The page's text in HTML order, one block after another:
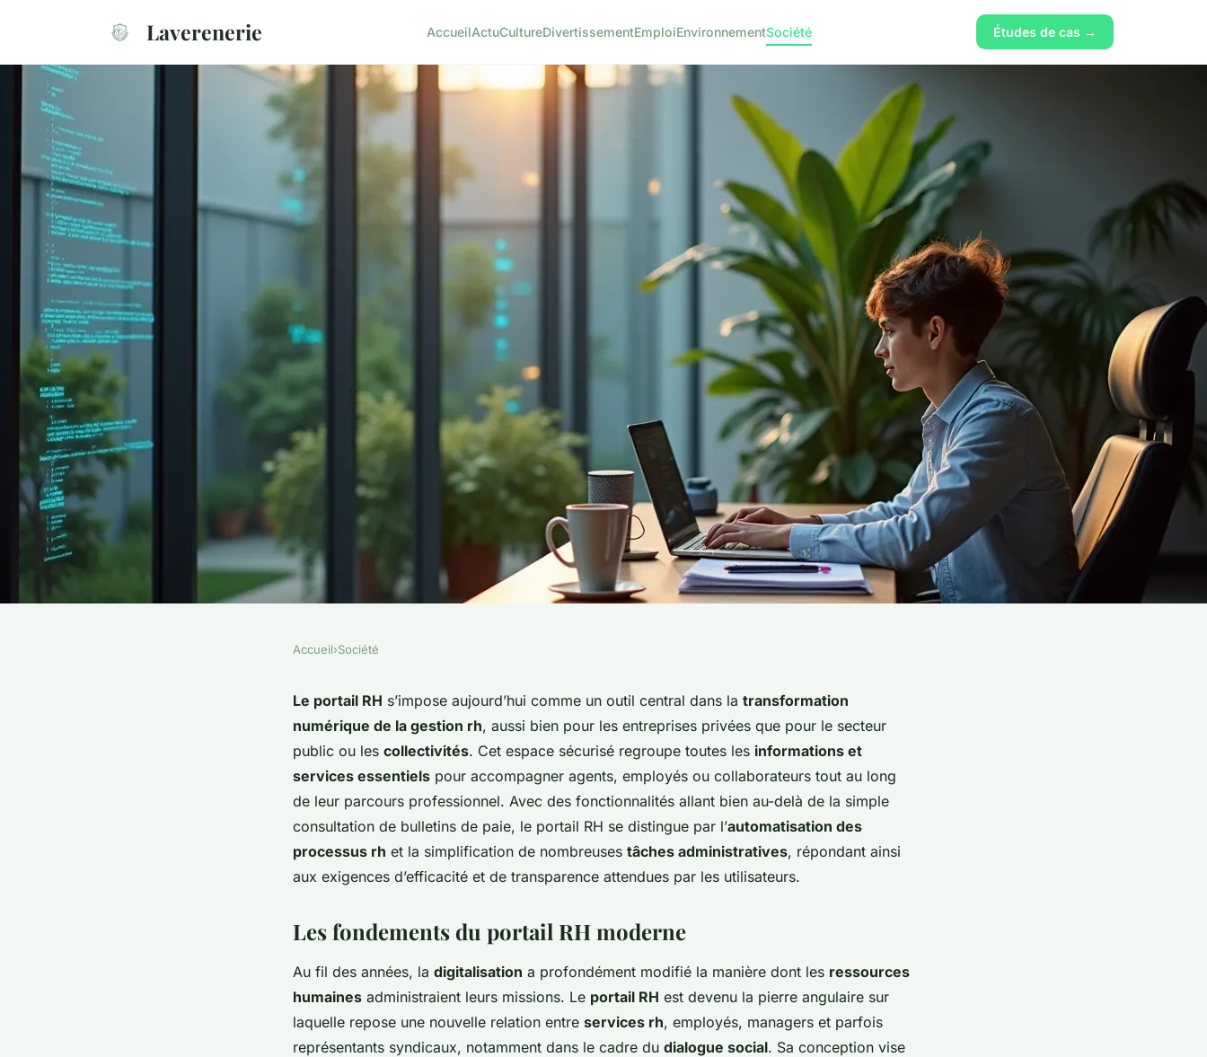
Laverenerie AccueilActuCultureDivertissementEmploiEnvironnementSociété Études de cas →
Portail rh : une révolution dans la
gestion des ressources humaines au
Accueil›Société
Le portail RH s’impose aujourd’hui comme un outil central dans la transformation
numérique de la gestion rh, aussi bien pour les entreprises privées que pour le secteur
public ou les collectivités. Cet espace sécurisé regroupe toutes les informations et
services essentiels pour accompagner agents, employés ou collaborateurs tout au long
de leur parcours professionnel. Avec des fonctionnalités allant bien au-delà de la simple
consultation de bulletins de paie, le portail RH se distingue par l’automatisation des
processus rh et la simplification de nombreuses tâches administratives, répondant ainsi
aux exigences d’efficacité et de transparence attendues par les utilisateurs.
Les fondements du portail RH moderne
Au fil des années, la digitalisation a profondément modifié la manière dont les ressources
humaines administraient leurs missions. Le portail RH est devenu la pierre angulaire sur
laquelle repose une nouvelle relation entre services rh, employés, managers et parfois
représentants syndicaux, notamment dans le cadre du dialogue social. Sa conception vise